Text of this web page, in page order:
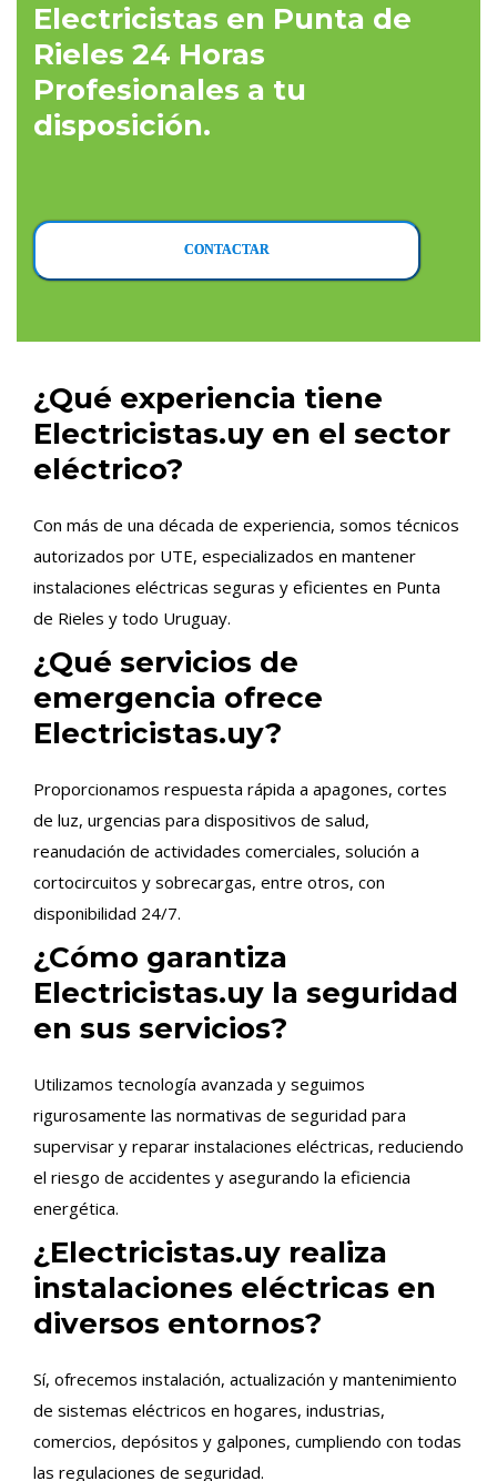
Electricistas en Punta de
Rieles 24 Horas
Profesionales a tu
disposición.
CONTACTAR
¿Qué experiencia tiene
Electricistas.uy en el sector
eléctrico?
Con más de una década de experiencia, somos técnicos
autorizados por UTE, especializados en mantener
instalaciones eléctricas seguras y eficientes en Punta
de Rieles y todo Uruguay.
¿Qué servicios de
emergencia ofrece
Electricistas.uy?
Proporcionamos respuesta rápida a apagones, cortes
de luz, urgencias para dispositivos de salud,
reanudación de actividades comerciales, solución a
cortocircuitos y sobrecargas, entre otros, con
disponibilidad 24/7.
¿Cómo garantiza
Electricistas.uy la seguridad
en sus servicios?
Utilizamos tecnología avanzada y seguimos
rigurosamente las normativas de seguridad para
supervisar y reparar instalaciones eléctricas, reduciendo
el riesgo de accidentes y asegurando la eficiencia
energética.
¿Electricistas.uy realiza
instalaciones eléctricas en
diversos entornos?
Sí, ofrecemos instalación, actualización y mantenimiento
de sistemas eléctricos en hogares, industrias,
comercios, depósitos y galpones, cumpliendo con todas
las regulaciones de seguridad.